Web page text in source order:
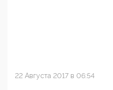
22 Августа 2017 в 06:54